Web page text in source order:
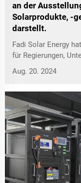
an der
Solarprodukte, -
darstellt.
Fadi Solar Energy
für Regierungen,
die Energie der
Aug. 20. 2024